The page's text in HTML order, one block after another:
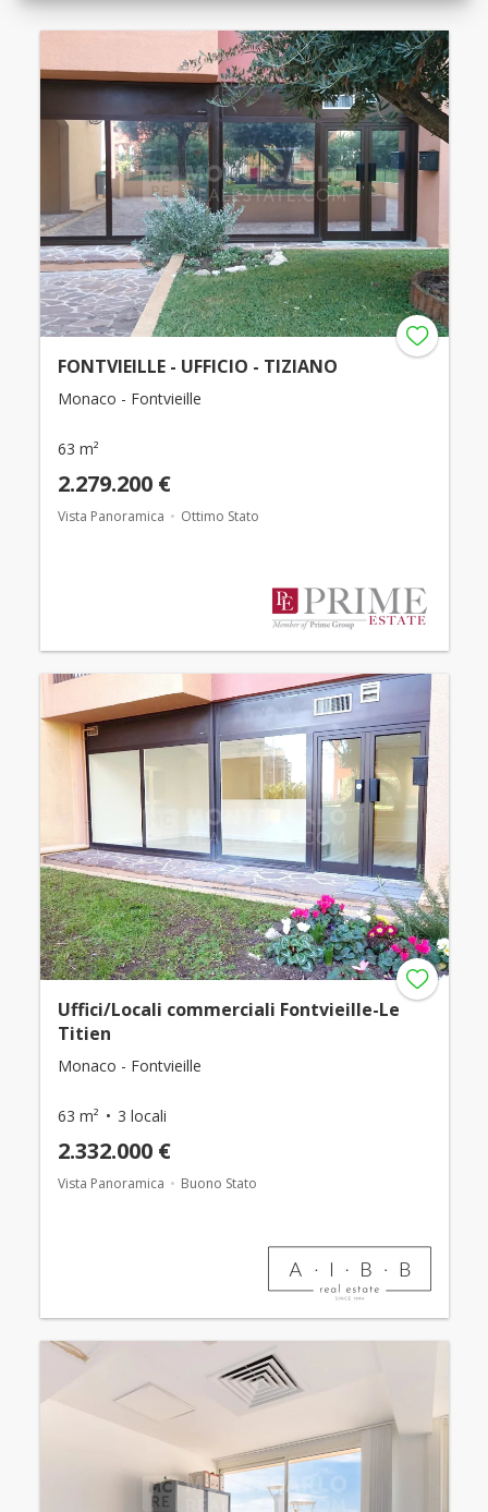
FONTVIEILLE - UFFICIO - TIZIANO
Monaco - Fontvieille
63 m²
2.279.200 €
Vista Panoramica Ottimo Stato
Uffici/Locali commerciali Fontvieille-Le
Titien
Monaco - Fontvieille
63 m² 3 locali
2.332.000 €
Vista Panoramica Buono Stato